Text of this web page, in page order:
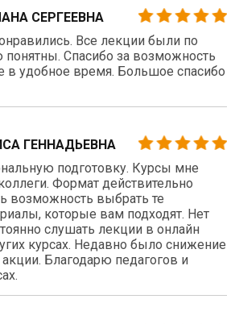
СЕРГЕЕВНА
Все лекции были по
Спасибо за возможность
в удобное время. Большое спасибо
ГЕННАДЬЕВНА
подготовку. Курсы мне
Формат действительно
возможность выбрать те
которые вам подходят. Нет
слушать лекции в онлайн
курсах. Недавно было снижение
Благодарю педагогов и